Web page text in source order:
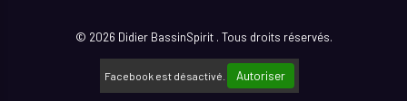
© 2026 Didier BassinSpirit . Tous droits réservés.
Facebook est désactivé. Autoriser